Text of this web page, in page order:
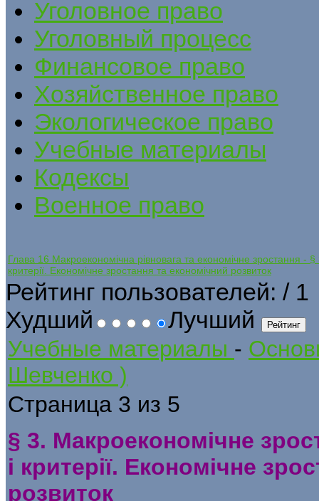
Уголовное право
Уголовный процесс
Финансовое право
Хозяйственное право
Экологическое право
Учебные материалы
Кодексы
Военное право
Глава 16 Макроекономічна рівновага та економічне зростання -
критерії. Економічне зростання та економічний розвиток
Рейтинг пользователей: / 1
Худший
Лучший
Учебные материалы -
Шевченко )
Страница 3 из 5
§ 3. Макроекономічне
і критерії. Економічне
розвиток